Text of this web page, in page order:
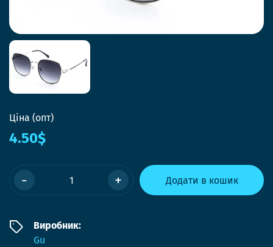
Ціна (опт)
4.50$
- + Додати в кошик
Виробник:
Gu